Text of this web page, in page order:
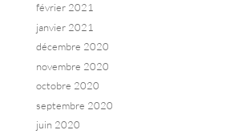
février 2021
janvier 2021
décembre 2020
novembre 2020
octobre 2020
septembre 2020
juin 2020